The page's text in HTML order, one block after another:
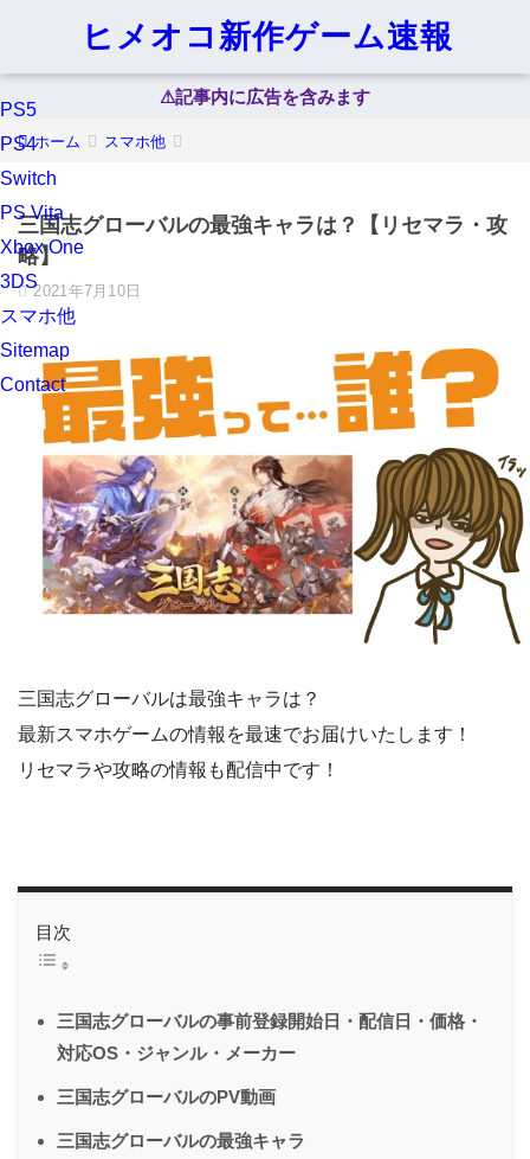
ヒメオコ新作ゲーム速報
PS5
PS4
Switch
PS Vita
Xbox One
3DS
スマホ他
Sitemap
Contact
⚠︎記事内に広告を含みます
ホーム スマホ他
三国志グローバルの最強キャラは？【リセマラ・攻
略】
2021年7月10日
三国志グローバルは最強キャラは？
最新スマホゲームの情報を最速でお届けいたします！
リセマラや攻略の情報も配信中です！
目次
三国志グローバルの事前登録開始日・配信日・価格・
対応OS・ジャンル・メーカー
三国志グローバルのPV動画
三国志グローバルの最強キャラ